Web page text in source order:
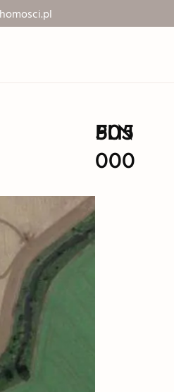
505
000
PLN